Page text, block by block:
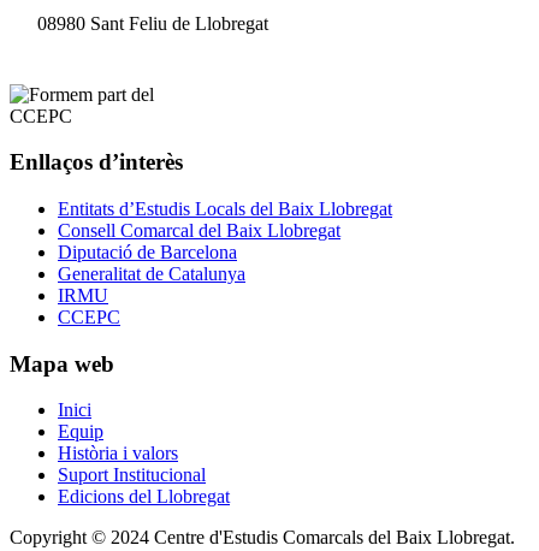
08980 Sant Feliu de Llobregat
Enllaços d’interès
Entitats d’Estudis Locals del Baix Llobregat
Consell Comarcal del Baix Llobregat
Diputació de Barcelona
Generalitat de Catalunya
IRMU
CCEPC
Mapa web
Inici
Equip
Història i valors
Suport Institucional
Edicions del Llobregat
Copyright © 2024 Centre d'Estudis Comarcals del Baix Llobregat.